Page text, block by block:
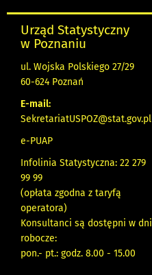
Urząd Statystyczny
w Poznaniu
ul. Wojska Polskiego 27/29
60-624 Poznań
E-mail:
SekretariatUSPOZ@stat.gov.pl
e-PUAP
Infolinia Statystyczna: 22 279
99 99
(opłata zgodna z taryfą
operatora)
Konsultanci są dostępni w dni
robocze:
pon.- pt.: godz. 8.00 - 15.00